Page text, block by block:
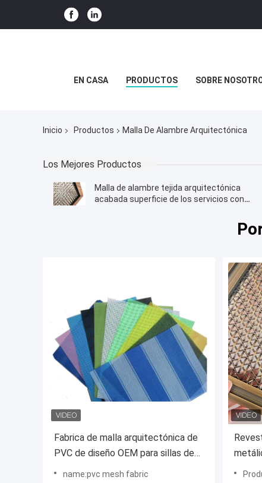
EN CASA PRODUCTOS SOBRE
Inicio Productos Malla De Alambre Arquitectónica
Los Mejores Productos
Malla de alambre tejida arquitectónica
acabada superficie de los servicios con
Fabrica de malla arquitectónica de
PVC de diseño OEM para sillas de
name:pvc mesh fabric
Product